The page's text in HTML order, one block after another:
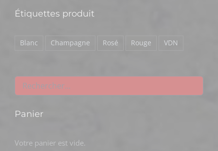
Étiquettes produit
Blanc Champagne Rosé Rouge VDN
Panier
Votre panier est vide.